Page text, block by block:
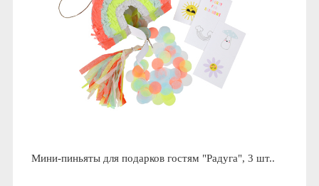
Мини-пиньяты для подарков гостям "Радуга", 3 шт..